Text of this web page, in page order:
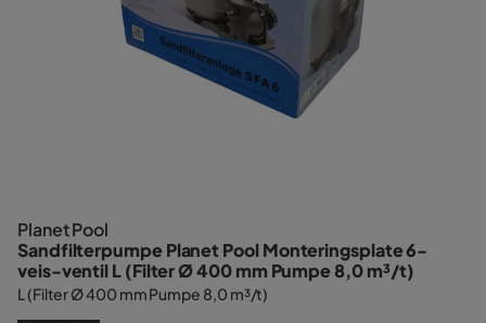
Planet Pool
Sandfilterpumpe Planet Pool Monteringsplate 6-
veis-ventil L (Filter Ø 400 mm Pumpe 8,0 m³/t)
L (Filter Ø 400 mm Pumpe 8,0 m³/t)